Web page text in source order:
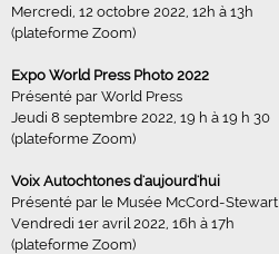
Mercredi, 12 octobre 2022, 12h à 13h
(plateforme Zoom)
Expo World Press Photo 2022
Présenté par World Press
Jeudi 8 septembre 2022, 19 h à 19 h 30
(plateforme Zoom)
Voix Autochtones d'aujourd'hui
Présenté par le Musée McCord-Stewart
Vendredi 1er avril 2022, 16h à 17h
(plateforme Zoom)